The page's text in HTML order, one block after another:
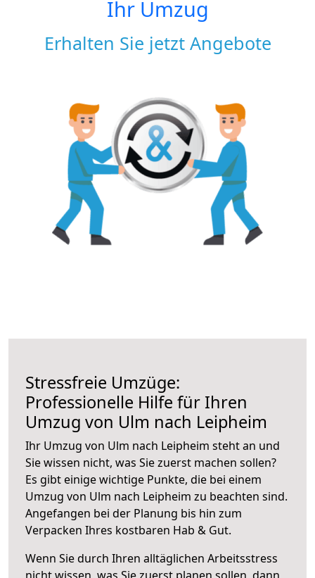
Ihr Umzug
Erhalten Sie jetzt Angebote
Stressfreie Umzüge:
Professionelle Hilfe für Ihren
Umzug von Ulm nach Leipheim
Ihr Umzug von Ulm nach Leipheim steht an und
Sie wissen nicht, was Sie zuerst machen sollen?
Es gibt einige wichtige Punkte, die bei einem
Umzug von Ulm nach Leipheim zu beachten sind.
Angefangen bei der Planung bis hin zum
Verpacken Ihres kostbaren Hab & Gut.
Wenn Sie durch Ihren alltäglichen Arbeitsstress